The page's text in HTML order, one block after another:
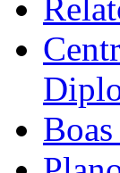
Boas